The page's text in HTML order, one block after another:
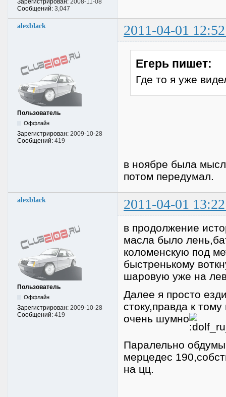
Зарегистрирован: 2008-11-08
Сообщений: 3,047
alexblack 2011-04-01
Пользователь
Оффлайн
Зарегистрирован: 2009-10-28
Сообщений: 419
Егерь пишет:
Где то я уже
в ноябре была
потом передумал.
alexblack 2011-04-01
Пользователь
Оффлайн
Зарегистрирован: 2009-10-28
Сообщений: 419
в продолжение
масла было
коломенскую под
быстренькому
шаровую уже на
Далее я просто
стоку,правда к
очень шумно
Паралельно
мерцедес
на цц.